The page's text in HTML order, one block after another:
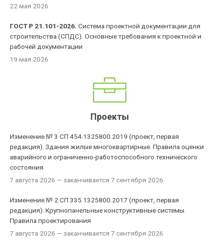
22 мая 2026
ГОСТ Р 21.101-2026. Система проектной документации для
строительства (СПДС). Основные требования к проектной и
рабочей документации
19 мая 2026
Проекты
Изменение № 3 СП 454.1325800.2019 (проект, первая
редакция). Здания жилые многоквартирные. Правила оценки
аварийного и ограниченно-работоспособного технического
состояния
7 августа 2026 — заканчивается 7 сентября 2026
Изменение № 2 СП 335.1325800.2017 (проект, первая
редакция). Крупнопанельные конструктивные системы.
Правила проектирования
7 августа 2026 — заканчивается 7 сентября 2026